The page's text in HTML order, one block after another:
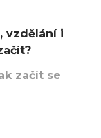
vzdělání i
začít se